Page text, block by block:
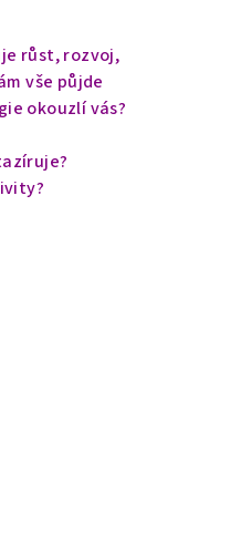
růst, rozvoj,
vše půjde
okouzlí vás?